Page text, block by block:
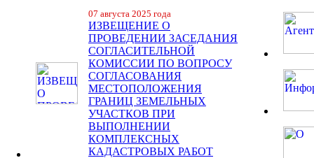
07 августа 2025 года
ИЗВЕЩЕНИЕ О
ПРОВЕДЕНИИ ЗАСЕДАНИЯ
СОГЛАСИТЕЛЬНОЙ
КОМИССИИ ПО ВОПРОСУ
СОГЛАСОВАНИЯ
МЕСТОПОЛОЖЕНИЯ
ГРАНИЦ ЗЕМЕЛЬНЫХ
УЧАСТКОВ ПРИ
ВЫПОЛНЕНИИ
КОМПЛЕКСНЫХ
КАДАСТРОВЫХ РАБОТ